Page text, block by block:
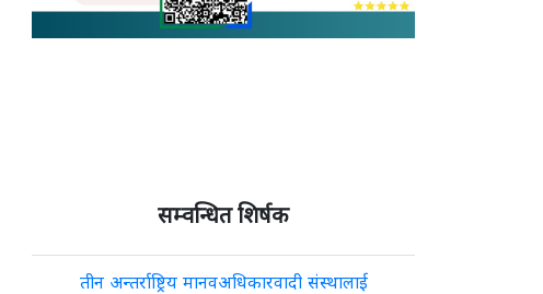
सम्वन्धित शिर्षक
तीन अन्तर्राष्ट्रिय मानवअधिकारवादी संस्थालाई